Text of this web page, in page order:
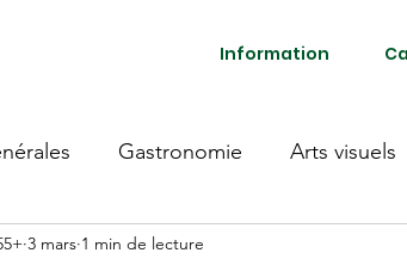
Information
Gastronomie Arts visuels
3 mars 1 min de lecture